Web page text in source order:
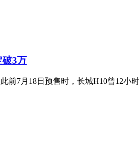
破3万
7月18日预售时，长城H10曾12小